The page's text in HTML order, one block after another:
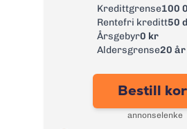
Valutapåslag:
1,75%
Purregebyr:
35 kr
Overtrekksgebyr:
125 kr
kredittkort
Kredittgrense100
Rentefri kreditt50
Årsgebyr0 kr
Aldersgrense20 år
Bestill
annonselenke